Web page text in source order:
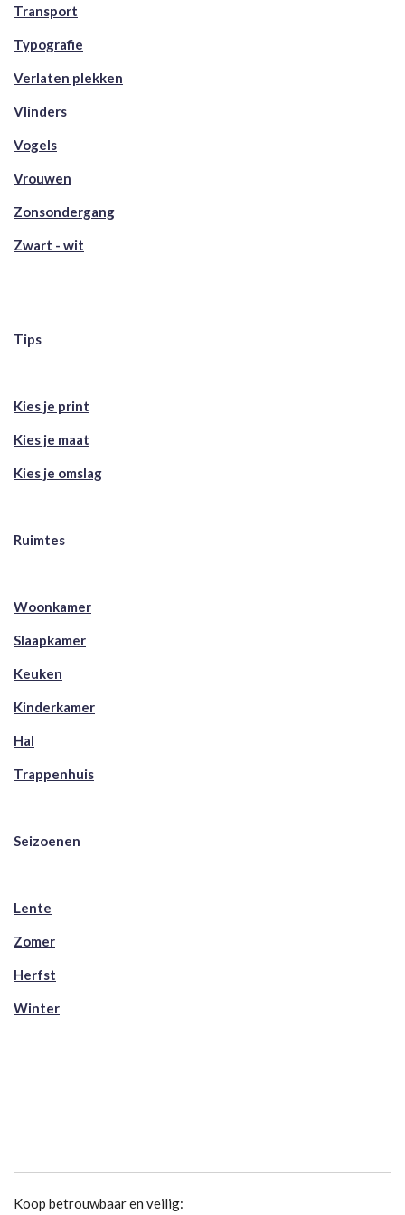
Transport
Typografie
Verlaten plekken
Vlinders
Vogels
Vrouwen
Zonsondergang
Zwart - wit
Tips
Kies je print
Kies je maat
Kies je omslag
Ruimtes
Woonkamer
Slaapkamer
Keuken
Kinderkamer
Hal
Trappenhuis
Seizoenen
Lente
Zomer
Herfst
Winter
Koop betrouwbaar en veilig: